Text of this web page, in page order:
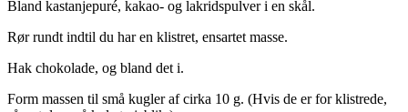
Bland kastanjepuré, kakao- og lakridspulver i en skål.
Rør rundt indtil du har en klistret, ensartet masse.
Hak chokolade, og bland det i.
Form massen til små kugler af cirka 10 g. (Hvis de er for klistrede,